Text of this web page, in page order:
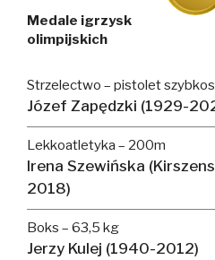
Medale igrzysk
olimpijskich
Strzelectwo – pistolet
Józef Zapędzki (1929-
Lekkoatletyka – 200m
Irena Szewińska
2018)
Boks – 63,5 kg
Jerzy Kulej (1940-2012)